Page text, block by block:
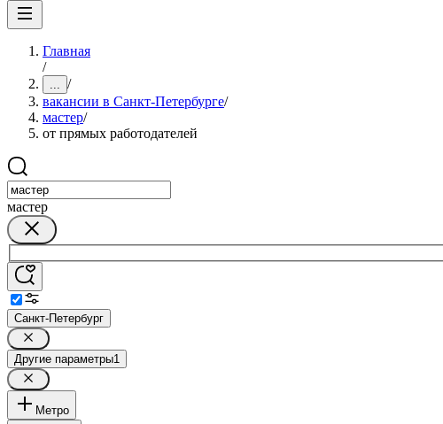
Главная
/
... /
вакансии в Санкт-Петербурге/
мастер/
от прямых работодателей
мастер
Санкт-Петербург
Другие параметры1
Метро